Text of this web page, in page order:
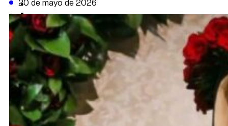
DATA FIRME
DE LA TRIBUNA TV
20 de mayo de 2026